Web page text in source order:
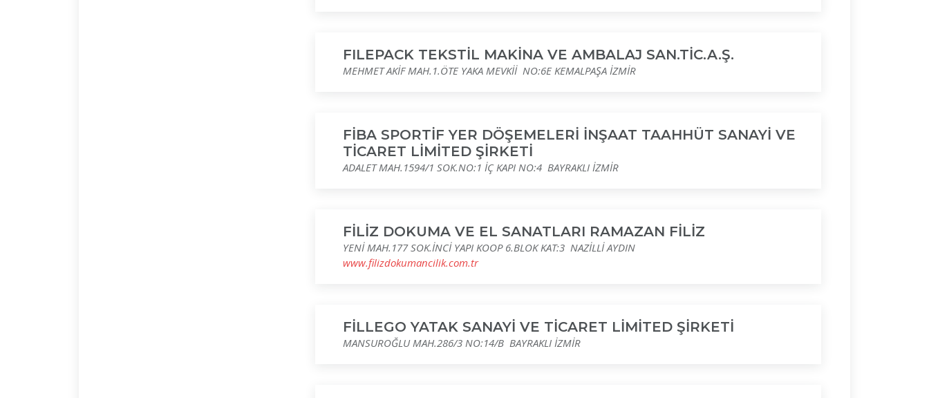
FILEPACK TEKSTİL MAKİNA VE AMBALAJ SAN.TİC.A.Ş.
MEHMET AKİF MAH.1.ÖTE YAKA MEVKİİ NO:6E KEMALPAŞA İZMİR
FİBA SPORTİF YER DÖŞEMELERİ İNŞAAT TAAHHÜT SANAYİ VE
TİCARET LİMİTED ŞİRKETİ
ADALET MAH.1594/1 SOK.NO:1 İÇ KAPI NO:4 BAYRAKLI İZMİR
FİLİZ DOKUMA VE EL SANATLARI RAMAZAN FİLİZ
YENİ MAH.177 SOK.İNCİ YAPI KOOP 6.BLOK KAT:3 NAZİLLİ AYDIN
www.filizdokumancilik.com.tr
FİLLEGO YATAK SANAYİ VE TİCARET LİMİTED ŞİRKETİ
MANSUROĞLU MAH.286/3 NO:14/B BAYRAKLI İZMİR